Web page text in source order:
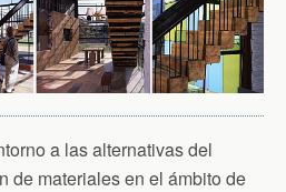
a las alternativas del
de materiales en el ámbito de